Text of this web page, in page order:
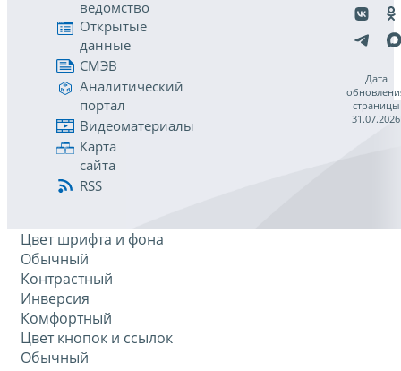
ведомство
Открытые
данные
СМЭВ
Аналитический
портал
Видеоматериалы
Карта
сайта
RSS
Дата
страницы
31.07.2026
Цвет шрифта и фона
Обычный
Контрастный
Инверсия
Комфортный
Цвет кнопок и ссылок
Обычный